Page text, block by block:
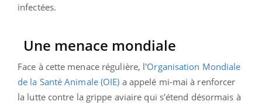
infectées.
Une menace mondiale
Face à cette menace régulière, l'Organisation Mondiale
de la Santé Animale (OIE) a appelé mi-mai à renforcer
la lutte contre la grippe aviaire qui s'étend désormais à